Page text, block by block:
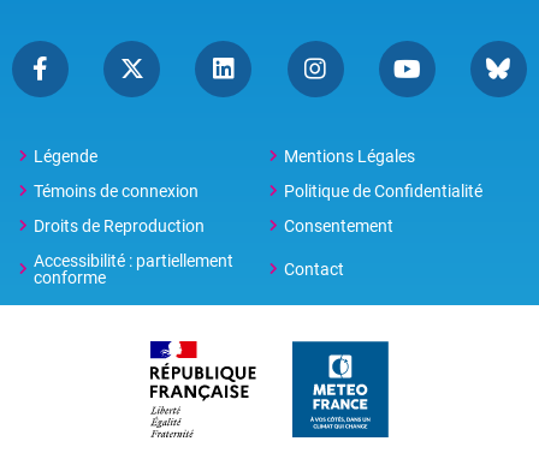
Légende
Mentions Légales
Témoins de connexion
Politique de Confidentialité
Droits de Reproduction
Consentement
Accessibilité : partiellement
conforme
Contact